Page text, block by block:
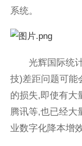
系统。
光辉国际统
技)差距问题可能
的损失,即使有大
腾讯等,也已经大
业数字化降本增效